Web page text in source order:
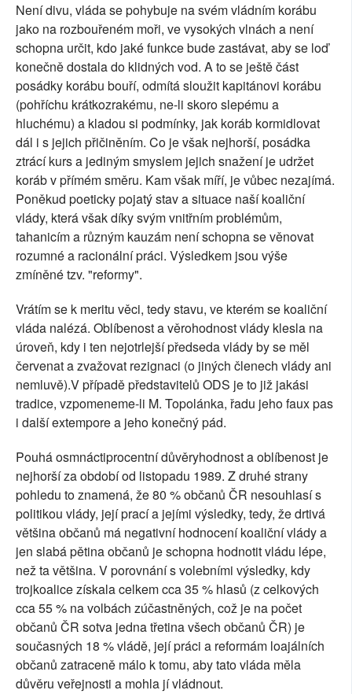
Není divu, vláda se pohybuje na svém vládním korábu
jako na rozbouřeném moři, ve vysokých vlnách a není
schopna určit, kdo jaké funkce bude zastávat, aby se loď
konečně dostala do klidných vod. A to se ještě část
posádky korábu bouří, odmítá sloužit kapitánovi korábu
(pohříchu krátkozrakému, ne-li skoro slepému a
hluchému) a kladou si podmínky, jak koráb kormidlovat
dál i s jejich přičiněním. Co je však nejhorší, posádka
ztrácí kurs a jediným smyslem jejich snažení je udržet
koráb v přímém směru. Kam však míří, je vůbec nezajímá.
Poněkud poeticky pojatý stav a situace naší koaliční
vlády, která však díky svým vnitřním problémům,
tahanicím a různým kauzám není schopna se věnovat
rozumné a racionální práci. Výsledkem jsou výše
zmíněné tzv. "reformy".
Vrátím se k meritu věci, tedy stavu, ve kterém se koaliční
vláda nalézá. Oblíbenost a věrohodnost vlády klesla na
úroveň, kdy i ten nejotrlejší předseda vlády by se měl
červenat a zvažovat rezignaci (o jiných členech vlády ani
nemluvě).V případě představitelů ODS je to již jakási
tradice, vzpomeneme-li M. Topolánka, řadu jeho faux pas
i další extempore a jeho konečný pád.
Pouhá osmnáctiprocentní důvěryhodnost a oblíbenost je
nejhorší za období od listopadu 1989. Z druhé strany
pohledu to znamená, že 80 % občanů ČR nesouhlasí s
politikou vlády, její prací a jejími výsledky, tedy, že drtivá
většina občanů má negativní hodnocení koaliční vlády a
jen slabá pětina občanů je schopna hodnotit vládu lépe,
než ta většina. V porovnání s volebními výsledky, kdy
trojkoalice získala celkem cca 35 % hlasů (z celkových
cca 55 % na volbách zúčastněných, což je na počet
občanů ČR sotva jedna třetina všech občanů ČR) je
současných 18 % vládě, její práci a reformám loajálních
občanů zatraceně málo k tomu, aby tato vláda měla
důvěru veřejnosti a mohla jí vládnout.